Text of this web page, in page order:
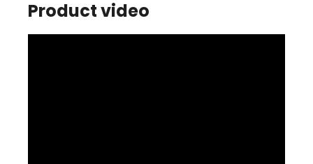
Product video